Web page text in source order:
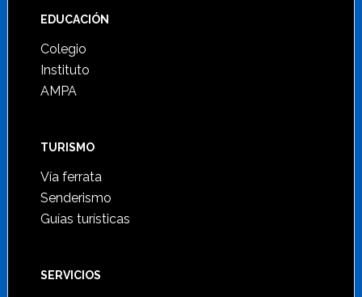
Footer
EDUCACIÓN
Colegio
Instituto
AMPA
TURISMO
Vía ferrata
Senderismo
Guías turísticas
SERVICIOS